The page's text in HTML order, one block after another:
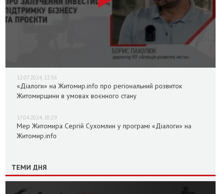
12.07.2024, 12:36
«Діалоги» на Житомир.info про регіональний розвиток
Житомирщини в умовах воєнного стану
17.04.2024, 10:29
Мер Житомира Сергій Сухомлин у програмі «Діалоги» на
Житомир.info
ТЕМИ ДНЯ